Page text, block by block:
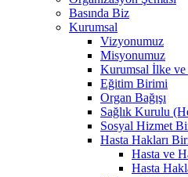
Basında Biz
Kurumsal
Vizyonumuz
Misyonumuz
Kurumsal İlke ve
Eğitim Birimi
Organ Bağışı
Sağlık Kurulu
Sosyal Hizmet
Hasta Hakları
Hasta ve
Hasta